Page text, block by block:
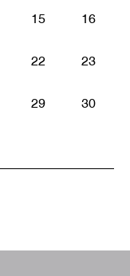
15 16
22 23
29 30